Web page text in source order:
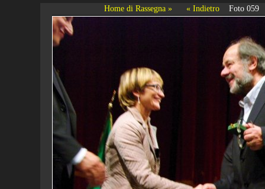
Home di Rassegna » « Indietro Foto 059